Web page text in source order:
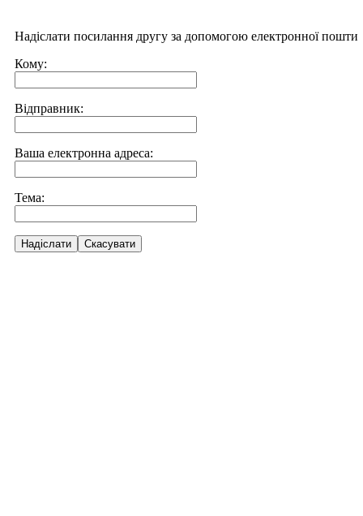
Надіслати посилання другу за допомогою електронної пошти
Кому:
Відправник:
Ваша електронна адреса:
Тема:
Надіслати Скасувати